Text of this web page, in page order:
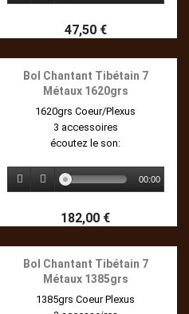
47,50 €
Bol Chantant Tibétain 7
Métaux 1620grs
1620grs Coeur/Plexus
3 accessoires
écoutez le son:
00:00
182,00 €
Bol Chantant Tibétain 7
Métaux 1385grs
1385grs Coeur Plexus